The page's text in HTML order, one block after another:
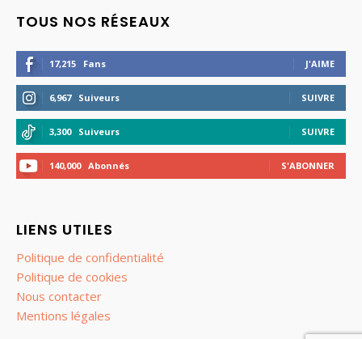
TOUS NOS RÉSEAUX
17,215 Fans J'AIME
6,967 Suiveurs SUIVRE
3,300 Suiveurs SUIVRE
140,000 Abonnés S'ABONNER
LIENS UTILES
Politique de confidentialité
Politique de cookies
Nous contacter
Mentions légales